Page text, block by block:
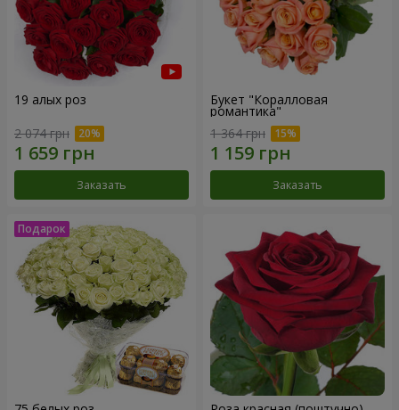
19 алых роз
2 074 грн
Заказать
Букет "Коралловая
романтика"
1 364 грн
Заказать